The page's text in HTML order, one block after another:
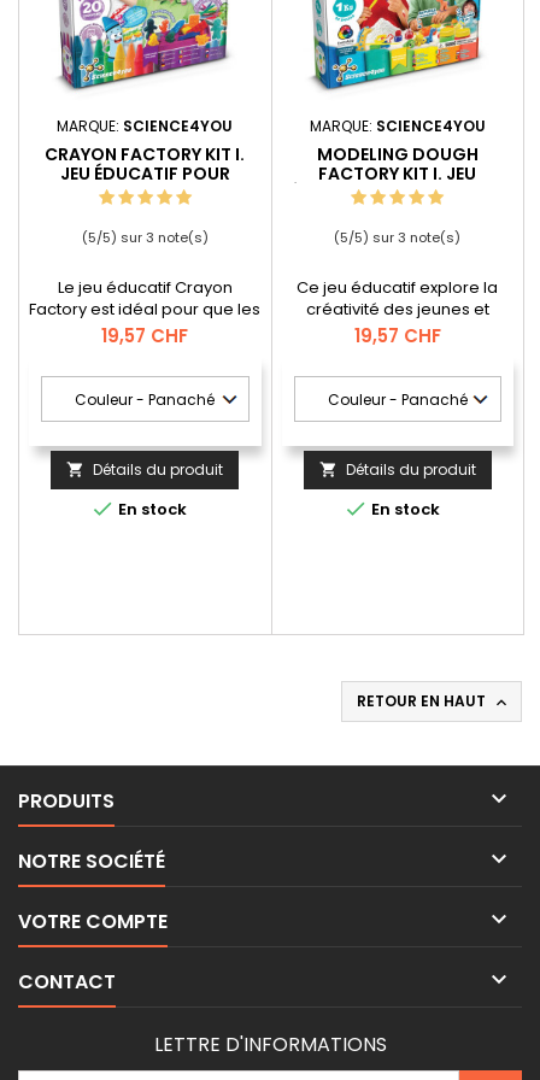
MARQUE: SCIENCE4YOU
CRAYON FACTORY KIT I.
JEU ÉDUCATIF POUR
ENFANTS
(5/5) sur3 note(s)
Le jeu éducatif Crayon
Factory est idéal pour que les
enfants créent leurs propres
formes et tailles. Ils
apprennent à mélanger les
couleurs et à obtenir leurs
également créer des
crayons parfumés et réaliser
de nombreuses autres
Prix
19,57 CHF
 Détails du produit
 En stock
MARQUE: SCIENCE4YOU
MODELING DOUGH
FACTORY KIT I. JEU
ÉDUCATIF POUR ENFANTS
(5/5) sur3 note(s)
Ce jeu éducatif explore la
créativité des jeunes et
enseigne des compétences
coordination. L'usine de pâte
à modeler est le premier kit
au monde permettant de
modeler à partir de rien, ce
qui en fait une expérience
amusante et colorée. Un kit
Prix
19,57 CHF
 Détails du produit
 En stock
RETOUR EN HAUT 
PRODUITS 
NOTRE SOCIÉTÉ 
VOTRE COMPTE 
CONTACT 
LETTRE D'INFORMATIONS